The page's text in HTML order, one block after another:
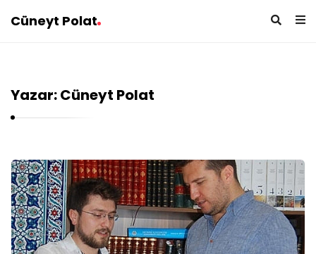
Cüneyt Polat
Yazar:Cüneyt Polat
C
ü
n
e